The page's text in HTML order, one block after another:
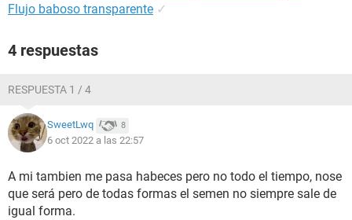
Flujo baboso transparente ✓
4 respuestas
RESPUESTA 1 / 4
SweetLwq 8
6 oct 2022 a las 22:57
A mi tambien me pasa habeces pero no todo el tiempo, nose
que será pero de todas formas el semen no siempre sale de
igual forma.